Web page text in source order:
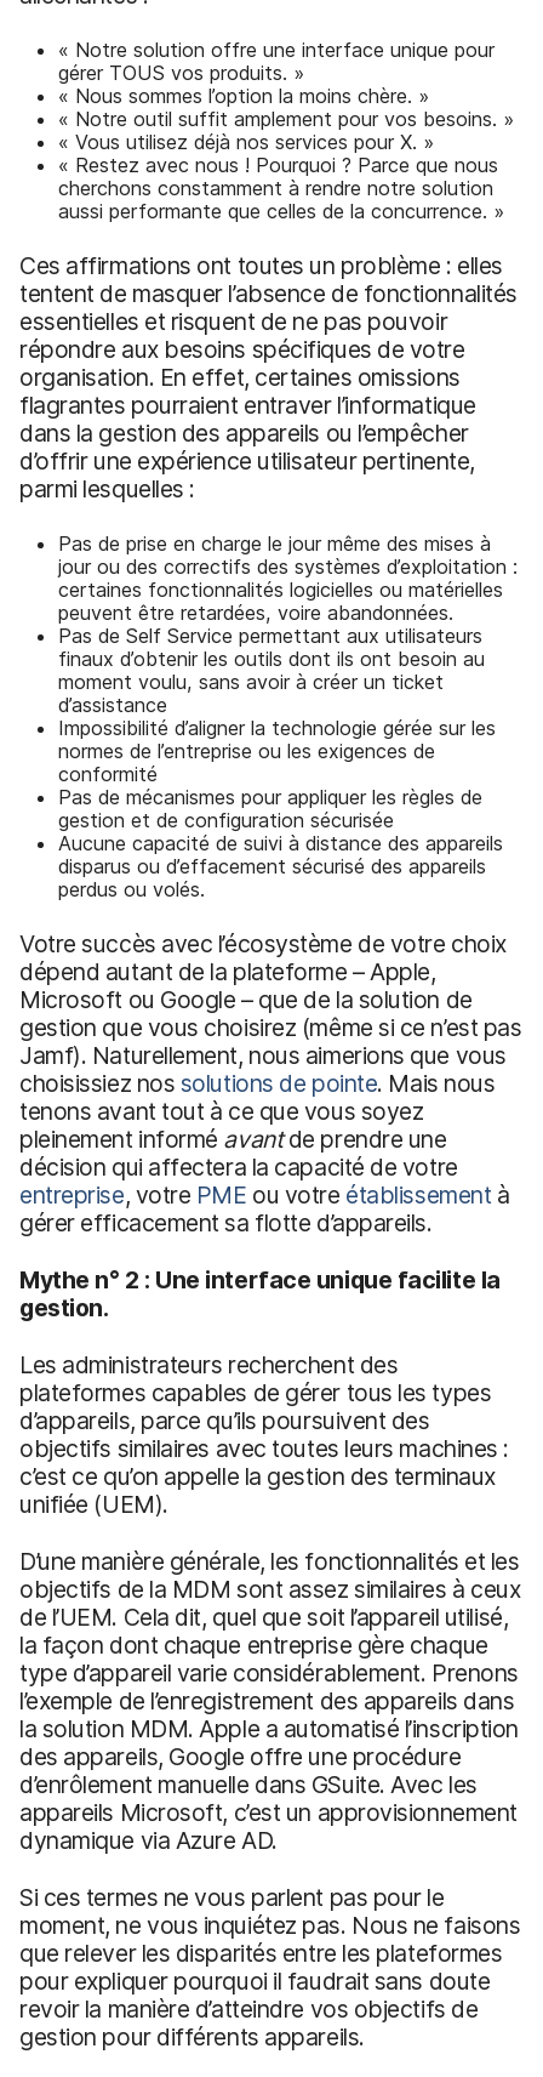
« Notre solution offre une interface unique pour
gérer TOUS vos produits. »
« Nous sommes l’option la moins chère. »
« Notre outil suffit amplement pour vos besoins. »
« Vous utilisez déjà nos services pour X. »
« Restez avec nous ! Pourquoi ? Parce que nous
cherchons constamment à rendre notre solution
aussi performante que celles de la concurrence. »
Ces affirmations ont toutes un problème : elles
tentent de masquer l’absence de fonctionnalités
essentielles et risquent de ne pas pouvoir
répondre aux besoins spécifiques de votre
organisation. En effet, certaines omissions
flagrantes pourraient entraver l’informatique
dans la gestion des appareils ou l’empêcher
d’offrir une expérience utilisateur pertinente,
parmi lesquelles :
Pas de prise en charge le jour même des mises à
jour ou des correctifs des systèmes d’exploitation :
certaines fonctionnalités logicielles ou matérielles
peuvent être retardées, voire abandonnées.
Pas de Self Service permettant aux utilisateurs
finaux d’obtenir les outils dont ils ont besoin au
moment voulu, sans avoir à créer un ticket
d’assistance
Impossibilité d’aligner la technologie gérée sur les
normes de l’entreprise ou les exigences de
conformité
Pas de mécanismes pour appliquer les règles de
gestion et de configuration sécurisée
Aucune capacité de suivi à distance des appareils
disparus ou d’effacement sécurisé des appareils
perdus ou volés.
Votre succès avec l’écosystème de votre choix
dépend autant de la plateforme – Apple,
Microsoft ou Google – que de la solution de
gestion que vous choisirez (même si ce n’est pas
Jamf). Naturellement, nous aimerions que vous
choisissiez nos solutions de pointe. Mais nous
tenons avant tout à ce que vous soyez
pleinement informé avantde prendre une
décision qui affectera la capacité de votre
entreprise, votre PME ou votre établissement à
gérer efficacement sa flotte d’appareils.
Mythe n° 2 : Une interface unique facilite la
gestion.
Les administrateurs recherchent des
plateformes capables de gérer tous les types
d’appareils, parce qu’ils poursuivent des
objectifs similaires avec toutes leurs machines :
c’est ce qu’on appelle la gestion des terminaux
unifiée (UEM).
D’une manière générale, les fonctionnalités et les
objectifs de la MDM sont assez similaires à ceux
de l’UEM. Cela dit, quel que soit l’appareil utilisé,
la façon dont chaque entreprise gère chaque
type d’appareil varie considérablement. Prenons
l’exemple de l’enregistrement des appareils dans
la solution MDM. Apple a automatisé l’inscription
des appareils, Google offre une procédure
d’enrôlement manuelle dans GSuite. Avec les
appareils Microsoft, c’est un approvisionnement
dynamique via Azure AD.
Si ces termes ne vous parlent pas pour le
moment, ne vous inquiétez pas. Nous ne faisons
que relever les disparités entre les plateformes
pour expliquer pourquoi il faudrait sans doute
revoir la manière d’atteindre vos objectifs de
gestion pour différents appareils.